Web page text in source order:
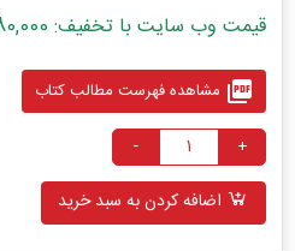
قیمت وب سایت با تخفیف: 8,880,000 ریال
picture_as_pdf مشاهده فهرست مطالب کتاب
+
-
اضافه کردن به سبد خرید